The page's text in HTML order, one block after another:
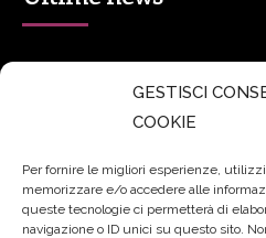
GESTISCI
COOKIE
Per fornire le migliori esperienze,
memorizzare e/o accedere alle
queste tecnologie ci permetterà di
navigazione o ID unici su questo sito.
secsolutionforum 2026: è
italiana della security 27
algoritmi del potere serve
21 Luglio 2026